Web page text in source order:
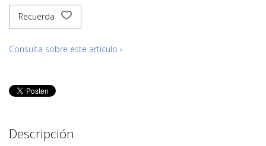
Recuerda
Consulta sobre este artículo ›
Descripción